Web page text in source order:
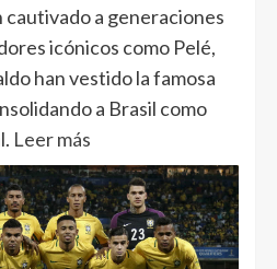
cautivado a generaciones
icónicos como Pelé,
han vestido la famosa
a Brasil como
Leer más